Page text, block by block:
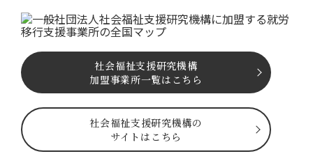
社会福祉⽀援研究機構
加盟事業所一覧はこちら
社会福祉⽀援研究機構の
サイトはこちら